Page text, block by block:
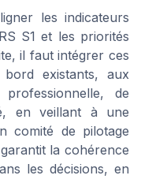
les indicateurs
S1 et les priorités
il faut intégrer ces
existants, aux
de
en veillant à une
comité de pilotage
la cohérence
les décisions, en